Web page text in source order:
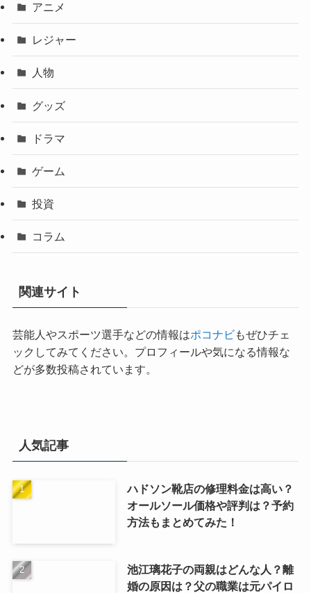
アニメ
レジャー
人物
グッズ
ドラマ
ゲーム
投資
コラム
関連サイト
芸能人やスポーツ選手などの情報はポコナビもぜひチェ
ックしてみてください。プロフィールや気になる情報な
どが多数投稿されています。
人気記事
ハドソン靴店の修理料金は高い？
オールソール価格や評判は？予約
方法もまとめてみた！
池江璃花子の両親はどんな人？離
婚の原因は？父の職業は元パイロ